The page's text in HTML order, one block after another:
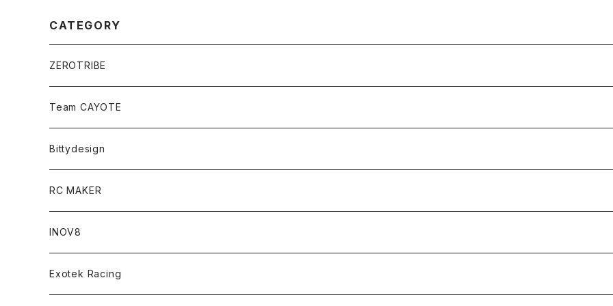
CATEGORY
ZEROTRIBE
Zetricks（Spare & Optional）
T4 MID Conversion Kit
T4 FWD Conversion Kit
BD9 MID Conversion Kit
Option Parts For TRF420,420X
Team CAYOTE
Batteries
Merchandise
Accessories
CREST ESC
Bittydesign
On-Road Clear Body＜オンロード用ボディ＞
GT8 （1/8 W/B325mm,W/B360mm）
LMH （1/10 190mm）
Liquid Mask＜リキッドマスク＞
Accessories＜バッグ/その他製品＞
RC MAKER
SP2＜組立キット／スペアー＆オプションパーツ＞
SP1＜組立キット／スペアー＆オプションパーツ＞
INOV8
Bodyshell Accessories
Exotek Racing